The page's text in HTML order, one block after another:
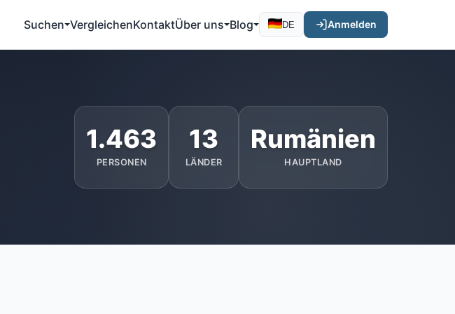
Suchen VergleichenKontaktÜber uns Blog DE Anmelden
1.463
PERSONEN
13
LÄNDER
Rumänien
HAUPTLAND